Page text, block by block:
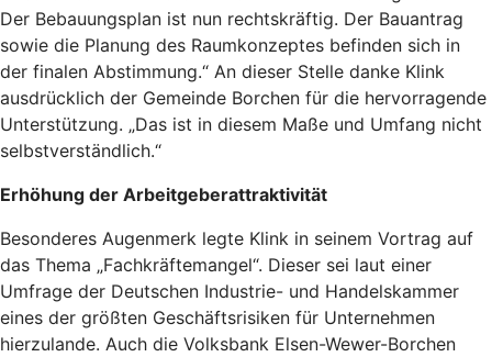
Der Bebauungsplan ist nun rechtskräftig. Der Bauantrag
sowie die Planung des Raumkonzeptes befinden sich in
der finalen Abstimmung.“ An dieser Stelle danke Klink
ausdrücklich der Gemeinde Borchen für die hervorragende
Unterstützung. „Das ist in diesem Maße und Umfang nicht
selbstverständlich.“
Erhöhung der Arbeitgeberattraktivität
Besonderes Augenmerk legte Klink in seinem Vortrag auf
das Thema „Fachkräftemangel“. Dieser sei laut einer
Umfrage der Deutschen Industrie- und Handelskammer
eines der größten Geschäftsrisiken für Unternehmen
hierzulande. Auch die Volksbank Elsen-Wewer-Borchen